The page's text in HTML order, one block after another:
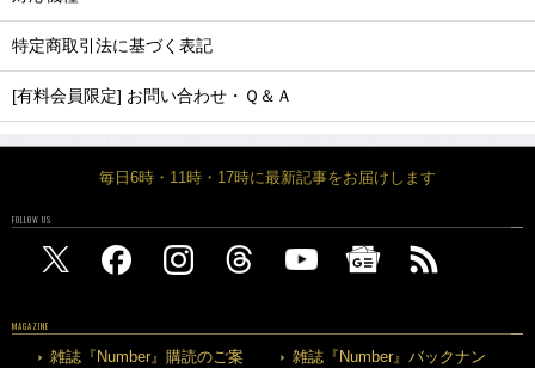
特定商取引法に基づく表記
[有料会員限定] お問い合わせ・Ｑ＆Ａ
毎日6時・11時・17時に最新記事をお届けします
FOLLOW US
MAGAZINE
雑誌『Number』購読のご案
雑誌『Number』バックナン